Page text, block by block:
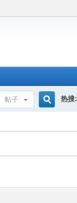
帖子 热搜: